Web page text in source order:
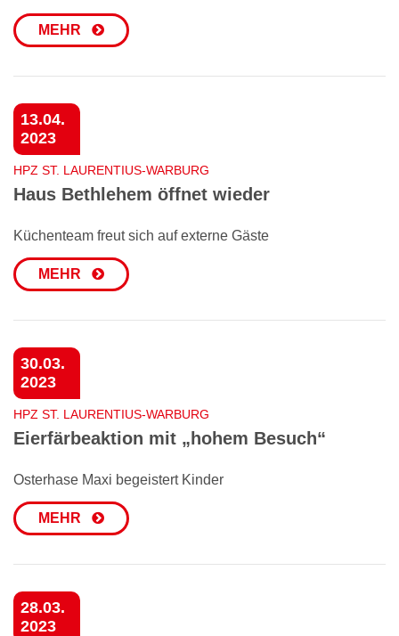
MEHR
13.04.
2023
HPZ ST. LAURENTIUS-WARBURG
Haus Bethlehem öffnet wieder
Küchenteam freut sich auf externe Gäste
MEHR
30.03.
2023
HPZ ST. LAURENTIUS-WARBURG
Eierfärbeaktion mit „hohem Besuch“
Osterhase Maxi begeistert Kinder
MEHR
28.03.
2023